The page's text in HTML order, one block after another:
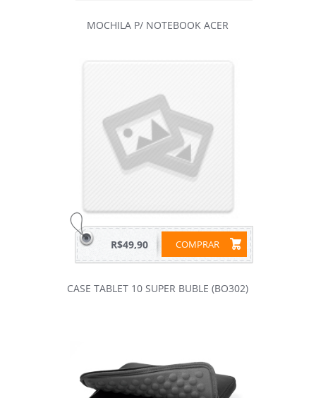
MOCHILA P/ NOTEBOOK ACER
COMPRAR
R$49,90
CASE TABLET 10 SUPER BUBLE (BO302)